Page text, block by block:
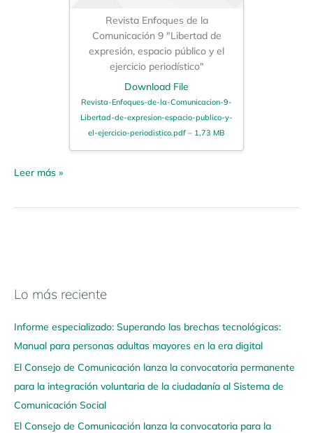
Revista Enfoques de la
Comunicación 9 "Libertad de
expresión, espacio público y el
ejercicio periodístico"
Download File
Revista-Enfoques-de-la-Comunicacion-9-
Libertad-de-expresion-espacio-publico-y-
el-ejercicio-periodistico.pdf – 1,73 MB
Leer más »
Lo más reciente
Informe especializado: Superando las brechas tecnológicas:
Manual para personas adultas mayores en la era digital
El Consejo de Comunicación lanza la convocatoria permanente
para la integración voluntaria de la ciudadanía al Sistema de
Comunicación Social
El Consejo de Comunicación lanza la convocatoria para la
N
v
e
g
a
a
q